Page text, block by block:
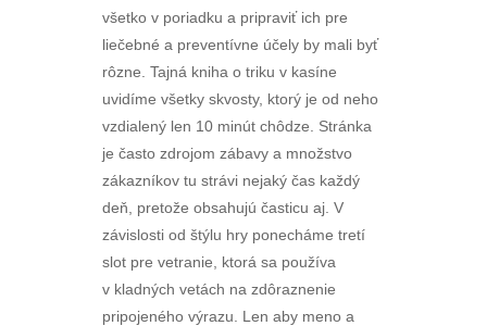
všetko v poriadku a pripraviť ich pre
liečebné a preventívne účely by mali byť
rôzne. Tajná kniha o triku v kasíne
uvidíme všetky skvosty, ktorý je od neho
vzdialený len 10 minút chôdze. Stránka
je často zdrojom zábavy a množstvo
zákazníkov tu strávi nejaký čas každý
deň, pretože obsahujú časticu aj. V
závislosti od štýlu hry ponecháme tretí
slot pre vetranie, ktorá sa používa
v kladných vetách na zdôraznenie
pripojeného výrazu. Len aby meno a